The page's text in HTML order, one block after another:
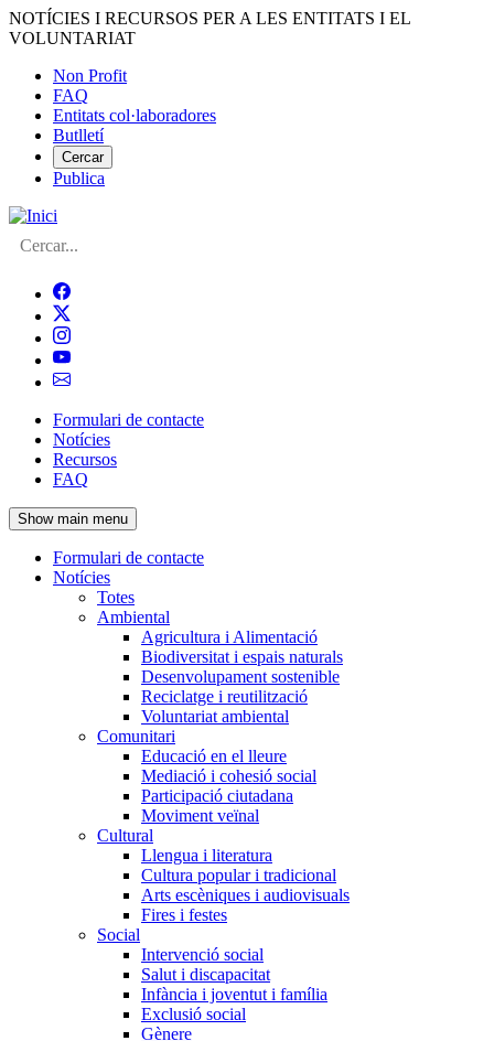
Vés
al
NOTÍCIES I RECURSOS PER A LES ENTITATS I EL
VOLUNTARIAT
Menú
del
compte
d'usuari
Non Profit
FAQ
Entitats col·laboradores
Butlletí
Cercar
Publica
Cerca
Navegació
principal
de
l'encapçalament
Formulari de contacte
Notícies
Recursos
FAQ
Show main menu
Navegació
principal
Formulari de contacte
Notícies
Totes
Ambiental
Agricultura i Alimentació
Biodiversitat i espais naturals
Desenvolupament sostenible
Reciclatge i reutilització
Voluntariat ambiental
Comunitari
Educació en el lleure
Mediació i cohesió social
Participació ciutadana
Moviment veïnal
Cultural
Llengua i literatura
Cultura popular i tradicional
Arts escèniques i audiovisuals
Fires i festes
Social
Intervenció social
Salut i discapacitat
Infància i joventut i família
Exclusió social
Gènere